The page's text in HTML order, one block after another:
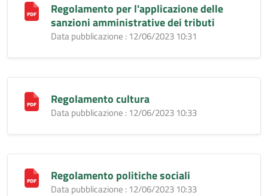
Regolamento per l'applicazione delle
sanzioni amministrative dei tributi
Data pubblicazione : 12/06/2023 10:31
Regolamento cultura
Data pubblicazione : 12/06/2023 10:33
Regolamento politiche sociali
Data pubblicazione : 12/06/2023 10:33